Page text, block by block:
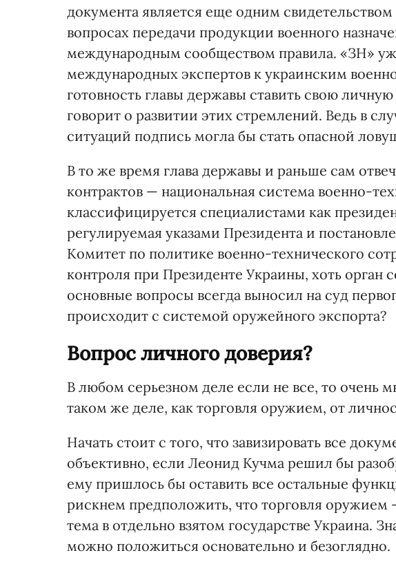
документа является еще одним
вопросах передачи продукции военного
международным сообществом правила. «ЗН»
международных экспертов к украинским
готовность главы державы ставить свою
говорит о развитии этих стремлений. Ведь в
ситуаций подпись могла бы стать опасной
В то же время глава державы и раньше сам
контрактов — национальная система военно-
классифицируется специалистами как
регулируемая указами Президента и
Комитет по политике военно-технического
контроля при Президенте Украины, хоть орган
основные вопросы всегда выносил на суд
происходит с системой оружейного экспорта?
Вопрос личного доверия?
В любом серьезном деле если не все, то очень
таком же деле, как торговля оружием, от
Начать стоит с того, что завизировать все
объективно, если Леонид Кучма решил бы
ему пришлось бы оставить все остальные
рискнем предположить, что торговля оружием
тема в отдельно взятом государстве Украина.
можно положиться основательно и безоглядно.